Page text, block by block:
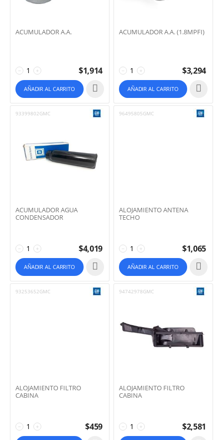
ACUMULADOR A.A.
+
− $1,914
AÑADIR AL CARRITO
ACUMULADOR A.A. (1.8MPFI)
+
− $3,294
AÑADIR AL CARRITO
93399802GMC
ACUMULADOR AGUA
CONDENSADOR
+
− $4,019
AÑADIR AL CARRITO
96495805GMC
ALOJAMIENTO ANTENA
TECHO
+
− $1,065
AÑADIR AL CARRITO
93253652GMC
ALOJAMIENTO FILTRO
CABINA
+
− $459
94742978GMC
ALOJAMIENTO FILTRO
CABINA
+
− $2,581